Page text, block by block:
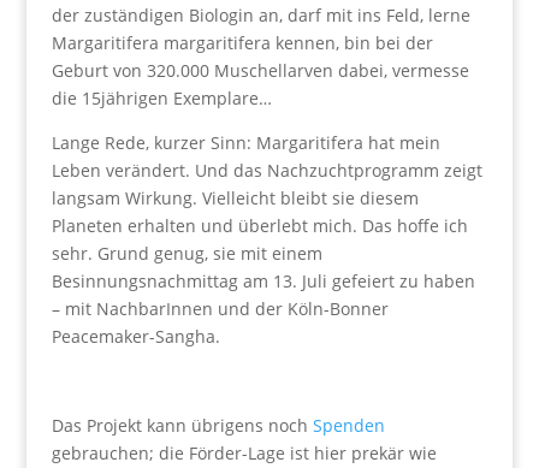
der zuständigen Biologin an, darf mit ins Feld, lerne
Margaritifera margaritifera kennen, bin bei der
Geburt von 320.000 Muschellarven dabei, vermesse
die 15jährigen Exemplare…
Lange Rede, kurzer Sinn: Margaritifera hat mein
Leben verändert. Und das Nachzuchtprogramm zeigt
langsam Wirkung. Vielleicht bleibt sie diesem
Planeten erhalten und überlebt mich. Das hoffe ich
sehr. Grund genug, sie mit einem
Besinnungsnachmittag am 13. Juli gefeiert zu haben
– mit NachbarInnen und der Köln-Bonner
Peacemaker-Sangha.
Das Projekt kann übrigens noch Spenden
gebrauchen; die Förder-Lage ist hier prekär wie